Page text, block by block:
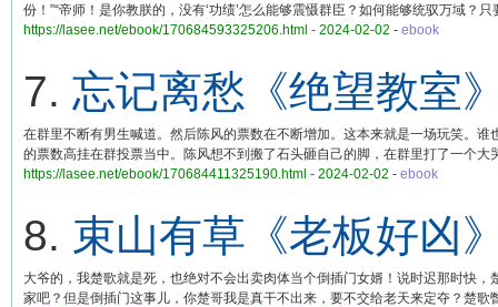
份！”“帝师！是你教朕的，没有‘功绩’怎么能够震慑群臣？如何能够统驭万域？
https://lasee.net/ebook/170684593325206.html - 2024-02-02 - ebook
7. 忘记离愁《绝望教室
在群里不断有男生喊道。然后陈风的票数在不断增加。这本来就是一场玩笑。
的票数高挂在群投票当中。陈风想不到搬了石头砸自己的脚，在群里打了一个大
https://lasee.net/ebook/170684411325190.html - 2024-02-02 - ebook
8. 束山有草《老板好凶
大爷的，我楚歌就是死，也绝对不会出卖肉体当个倒插门女婿！说时迟那时快
家吧？但是倒插门这事儿，你楚哥我是真干不出来，要不交给老天来定夺？楚